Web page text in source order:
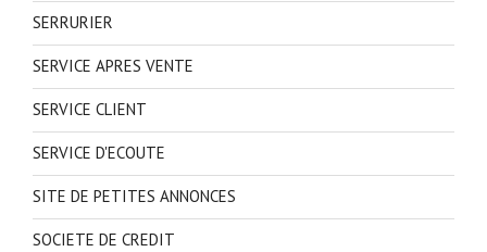
SERRURIER
SERVICE APRES VENTE
SERVICE CLIENT
SERVICE D'ECOUTE
SITE DE PETITES ANNONCES
SOCIETE DE CREDIT